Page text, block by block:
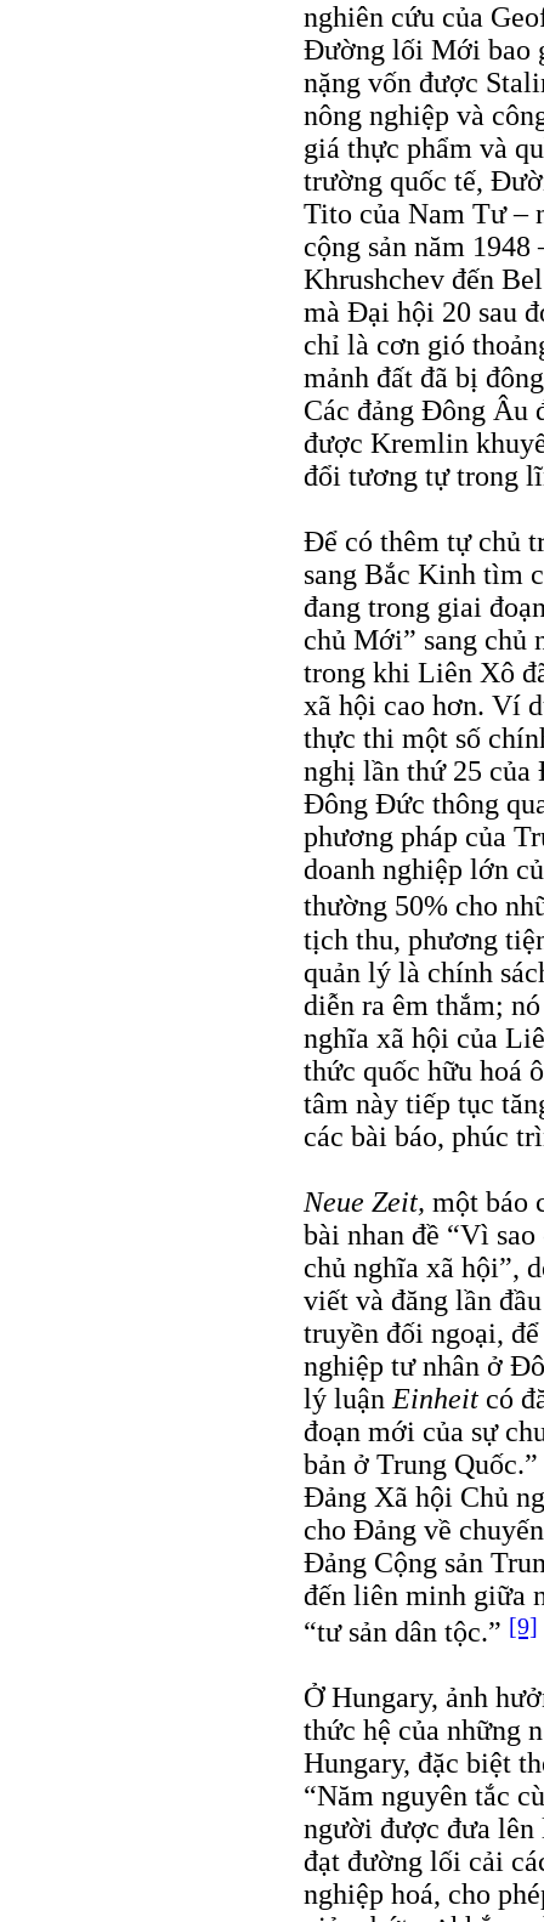
nghiên cứu của
Đường lối Mới bao
nặng vốn được
nông nghiệp và
giá thực phẩm và
trường quốc tế,
Tito của Nam Tư –
cộng sản năm 1948
Khrushchev đến
mà Đại hội 20 sau
chỉ là cơn gió
mảnh đất đã bị
Các đảng Đông Âu
được Kremlin
đổi tương tự trong
Để có thêm tự chủ
sang Bắc Kinh tìm
đang trong giai
chủ Mới” sang chủ
trong khi Liên Xô
xã hội cao hơn. Ví
thực thi một số
nghị lần thứ 25 của
Đông Đức thông
phương pháp của
doanh nghiệp lớn
thường 50% cho
tịch thu, phương
quản lý là chính
diễn ra êm thắm;
nghĩa xã hội của
thức quốc hữu hoá
tâm này tiếp tục
các bài báo, phúc
Neue Zeit, một báo
bài nhan đề “Vì
chủ nghĩa xã hội”,
viết và đăng lần
truyền đối ngoại,
nghiệp tư nhân ở
lý luận Einheit có
đoạn mới của sự
bản ở Trung
Đảng Xã hội Chủ
cho Đảng về
Đảng Cộng sản
đến liên minh giữa
“tư sản dân tộc.” [9]
Ở Hungary, ảnh
thức hệ của những
Hungary, đặc biệt
“Năm nguyên tắc
người được đưa lên
đạt đường lối cải
nghiệp hoá, cho